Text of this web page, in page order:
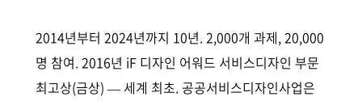
2014년부터 2024년까지 10년. 2,000개 과제, 20,000
명 참여. 2016년 iF 디자인 어워드 서비스디자인 부문
최고상(금상) — 세계 최초. 공공서비스디자인사업은